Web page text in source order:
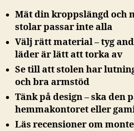
Mät din kroppslängd och
stolar passar inte alla
Välj rätt material – tyg
läder är lätt att torka av
Se till att stolen har
och bra armstöd
Tänk på design – ska den
hemmakontoret eller
Läs recensioner om